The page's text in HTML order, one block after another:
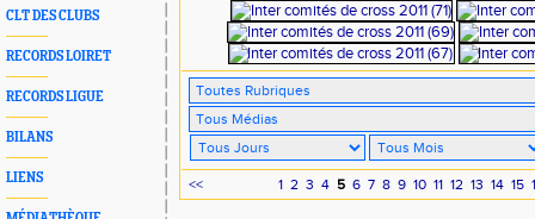
CLT DES CLUBS
RECORDS LOIRET
RECORDS LIGUE
BILANS
LIENS << 1 2 3 4 5 6 7 8 9 10 11 12 13 14 15